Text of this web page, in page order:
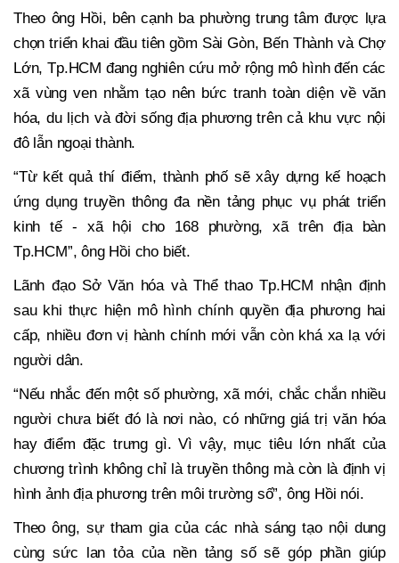
Theo ông Hồi, bên cạnh ba phường trung tâm được lựa
chọn triển khai đầu tiên gồm Sài Gòn, Bến Thành và Chợ
Lớn, Tp.HCM đang nghiên cứu mở rộng mô hình đến các
xã vùng ven nhằm tạo nên bức tranh toàn diện về văn
hóa, du lịch và đời sống địa phương trên cả khu vực nội
đô lẫn ngoại thành.
“Từ kết quả thí điểm, thành phố sẽ xây dựng kế hoạch
ứng dụng truyền thông đa nền tảng phục vụ phát triển
kinh tế - xã hội cho 168 phường, xã trên địa bàn
Tp.HCM”, ông Hồi cho biết.
Lãnh đạo Sở Văn hóa và Thể thao Tp.HCM nhận định
sau khi thực hiện mô hình chính quyền địa phương hai
cấp, nhiều đơn vị hành chính mới vẫn còn khá xa lạ với
người dân.
“Nếu nhắc đến một số phường, xã mới, chắc chắn nhiều
người chưa biết đó là nơi nào, có những giá trị văn hóa
hay điểm đặc trưng gì. Vì vậy, mục tiêu lớn nhất của
chương trình không chỉ là truyền thông mà còn là định vị
hình ảnh địa phương trên môi trường số”, ông Hồi nói.
Theo ông, sự tham gia của các nhà sáng tạo nội dung
cùng sức lan tỏa của nền tảng số sẽ góp phần giúp